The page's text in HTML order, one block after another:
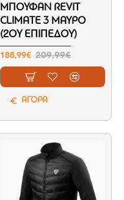
ΜΠΟΥΦΆΝ REVIT
CLIMATE 3 ΜΑΎΡΟ
(2ΟΥ ΕΠΙΠΈΔΟΥ)
188,99€ 209,99€
ΑΓΟΡΑ